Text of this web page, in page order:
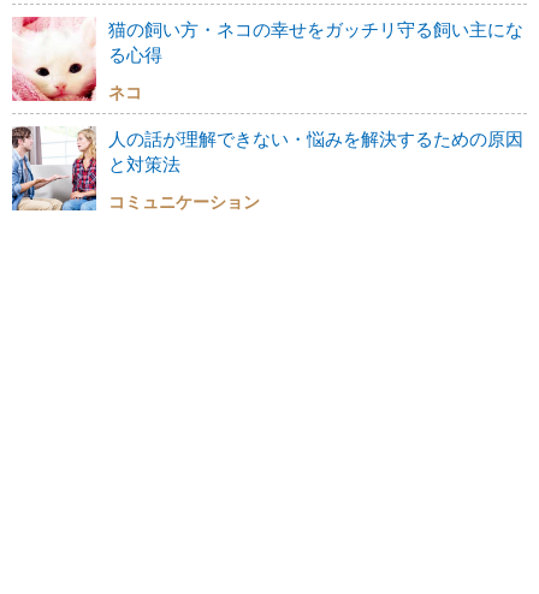
猫の飼い方・ネコの幸せをガッチリ守る飼い主にな
る心得
ネコ
人の話が理解できない・悩みを解決するための原因
と対策法
コミュニケーション